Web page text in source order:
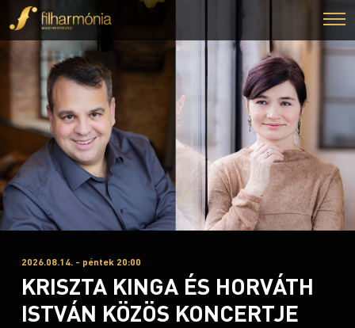
2026.08.14. - péntek 20:00
KRISZTA KINGA ÉS HORVÁTH
ISTVÁN KÖZÖS KONCERTJE